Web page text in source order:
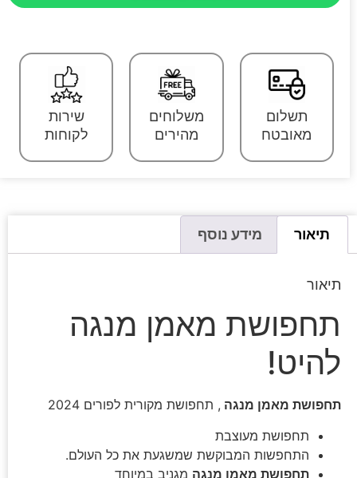
תשלום
מאובטח
משלוחים
מהירים
שירות
לקוחות
תיאור מידע נוסף
תיאור
תחפושת מאמן מנגה
להיט!
תחפושת מאמן מנגה , תחפושת מקורית לפורים 2024
תחפושת מעוצבת
התחפשות המבוקשת שמשגעת את כל העולם.
תחפושת מאמן מנגה מגניב במיוחד